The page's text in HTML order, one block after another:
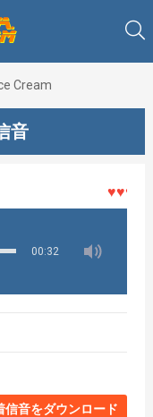
Cream
音
♥♥♥着メ
00:32
信音をダウンロード